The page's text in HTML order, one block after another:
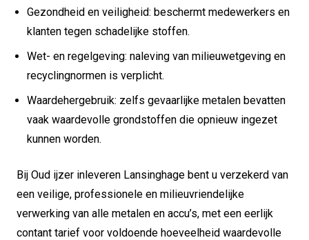
Gezondheid en veiligheid: beschermt medewerkers en
klanten tegen schadelijke stoffen.
Wet- en regelgeving: naleving van milieuwetgeving en
recyclingnormen is verplicht.
Waardehergebruik: zelfs gevaarlijke metalen bevatten
vaak waardevolle grondstoffen die opnieuw ingezet
kunnen worden.
Bij Oud ijzer inleveren Lansinghage bent u verzekerd van
een veilige, professionele en milieuvriendelijke
verwerking van alle metalen en accu’s, met een eerlijk
contant tarief voor voldoende hoeveelheid waardevolle